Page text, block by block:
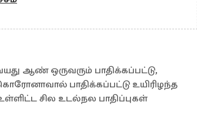
ஆண் ஒருவரும் பாதிக்கப்பட்டு,
பாதிக்கப்பட்டு உயிரிழந்த
சில உடல்நல பாதிப்புகள்